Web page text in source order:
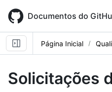
main
content
Documentos do
Página Inicial
Solicitações